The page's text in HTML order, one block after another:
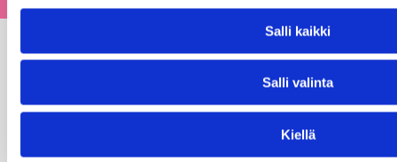
Salli kaikki
Salli valinta
Kiellä